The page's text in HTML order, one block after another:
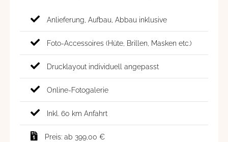
Anlieferung, Aufbau, Abbau inklusive
Foto-Accessoires (Hüte, Brillen, Masken etc.)
Drucklayout individuell angepasst
Online-Fotogalerie
Inkl. 60 km Anfahrt
Preis: ab 399,00 €